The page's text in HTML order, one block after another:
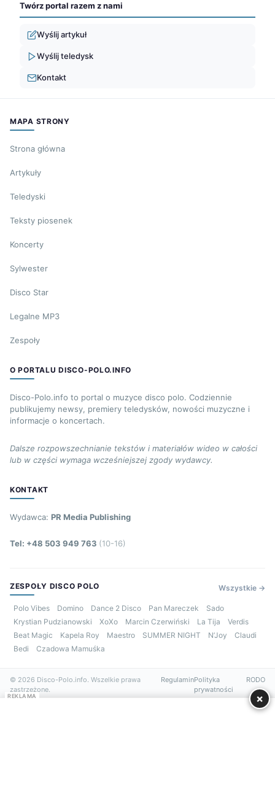
Twórz portal razem z nami
Wyślij artykuł
Wyślij teledysk
Kontakt
MAPA STRONY
Strona główna
Artykuły
Teledyski
Teksty piosenek
Koncerty
Sylwester
Disco Star
Legalne MP3
Zespoły
O PORTALU DISCO-POLO.INFO
Disco-Polo.info to portal o muzyce disco polo. Codziennie
publikujemy newsy, premiery teledysków, nowości muzyczne i
informacje o koncertach.
Dalsze rozpowszechnianie tekstów i materiałów wideo w całości
lub w części wymaga wcześniejszej zgody wydawcy.
KONTAKT
Wydawca: PR Media Publishing
Tel: +48 503 949 763 (10-16)
ZESPOŁY DISCO POLO Wszystkie →
Polo Vibes Domino Dance 2 Disco Pan Mareczek
Sado
Krystian Pudzianowski
XoXo Marcin Czerwiński La Tija
Verdis
Beat Magic
Kapela Roy Maestro SUMMER NIGHT N’Joy
Claudi
Bedi
Czadowa Mamuśka
© 2026 Disco-Polo.info. Wszelkie prawa
zastrzeżone.
RegulaminPolityka
prywatności
RODO
REKLAMA ×